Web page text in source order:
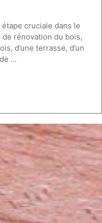
cruciale dans le
rénovation du bois,
d’une terrasse, d’un
...